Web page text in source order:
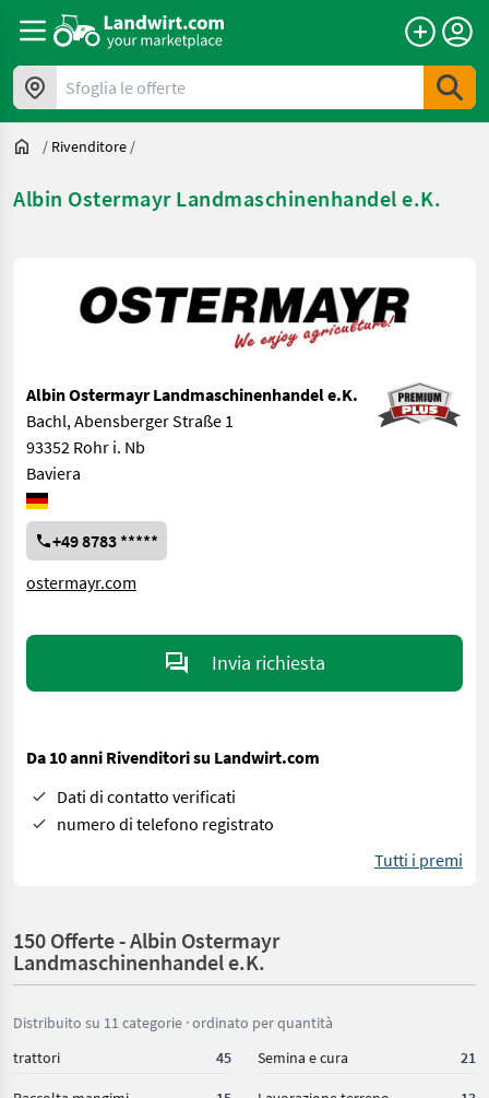
Sfoglia le offerte
/ Rivenditore /
Albin Ostermayr Landmaschinenhandel e.K.
Albin Ostermayr Landmaschinenhandel e.K.
Bachl, Abensberger Straße 1
93352 Rohr i. Nb
Baviera
+49 8783 *****
ostermayr.com
Invia richiesta
Da 10 anni Rivenditori su Landwirt.com
Dati di contatto verificati
numero di telefono registrato
Tutti i premi
150 Offerte - Albin Ostermayr
Landmaschinenhandel e.K.
Distribuito su 11 categorie · ordinato per quantità
trattori
45 Semina e cura 21